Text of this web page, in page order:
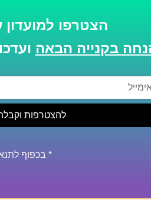
הצטרפו למועדון
להצטרפות
* בכפוף